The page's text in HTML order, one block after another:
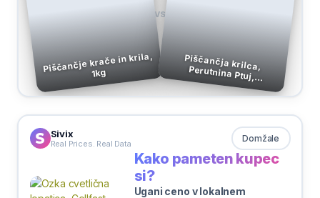
Piščančje krače in krila,
1kg
VS
Piščančja krilca,
Perutnina Ptuj, zamrznjeno, 750 g
Sivix
Real Prices. Real Data Domžale
Kako pameten kupec
si?
Ugani ceno v lokalnem